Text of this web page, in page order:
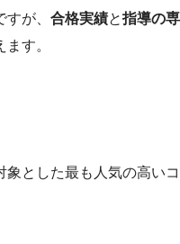
が、 合格実績と指導の専
す。
象とした最も人気の高いコ